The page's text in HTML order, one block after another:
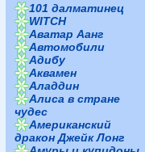
101 далматинец
WITCH
Аватар Аанг
Автомобили
Адибу
Аквамен
Аладдин
Алиса в стране
чудес
Американский
дракон Джейк Лонг